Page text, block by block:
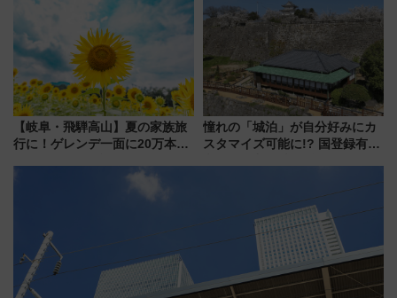
と料金・アクセスを徹底解説
新鎌ヶ谷はどう変わる？ 全テナ
ント情報も公開！
【岐阜・飛騨高山】夏の家族旅
行に！ゲレンデ一面に20万本の
憧れの「城泊」が自分好みにカ
スタマイズ可能に!? 国登録有形